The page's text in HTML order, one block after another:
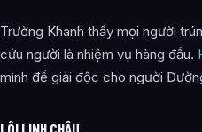
Trường Khanh thấy mọi người
cứu người là nhiệm vụ hàng đầu.
mình để giải độc cho người
LÔI LINH CHÂU